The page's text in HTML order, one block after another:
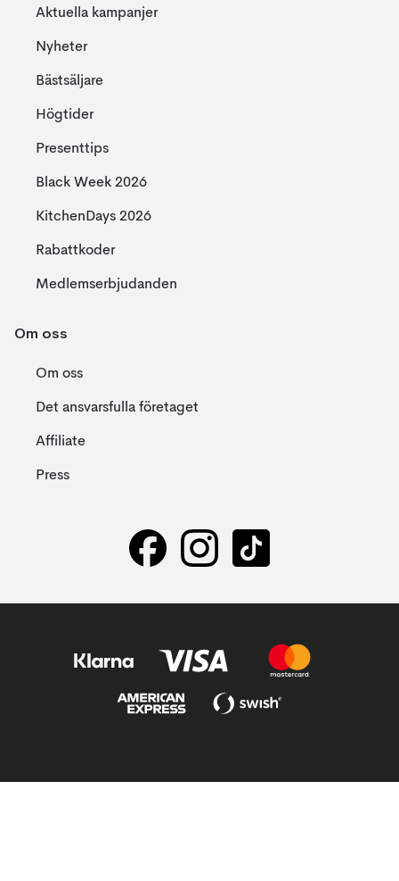
Aktuella kampanjer
Nyheter
Bästsäljare
Högtider
Presenttips
Black Week 2026
KitchenDays 2026
Rabattkoder
Medlemserbjudanden
Om oss
Om oss
Det ansvarsfulla företaget
Affiliate
Press